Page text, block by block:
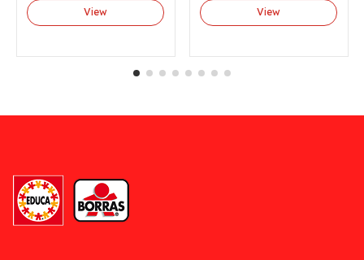
View View